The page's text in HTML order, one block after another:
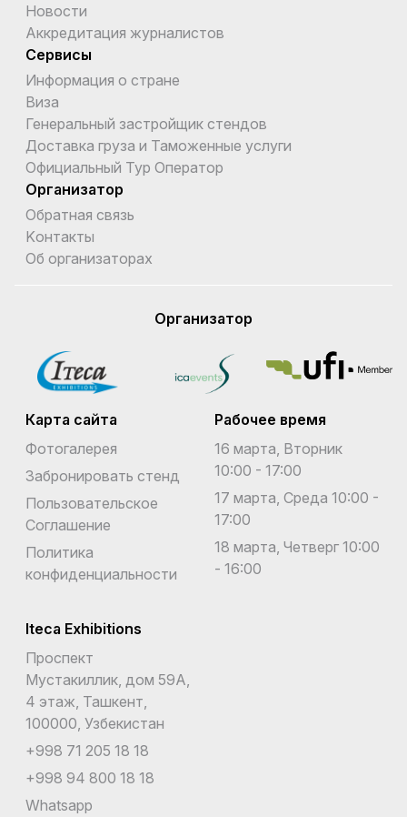
Новости
Аккредитация журналистов
Сервисы
Информация о стране
Виза
Генеральный застройщик стендов
Доставка груза и Таможенные услуги
Официальный Тур Оператор
Организатор
Обратная связь
Kонтакты
Об организаторах
Организатор
Карта сайта
Фотогалерея
Забронировать стенд
Пользовательское
Соглашение
Политика
конфиденциальности
Рабочее время
16 марта, Вторник
10:00 - 17:00
17 марта, Среда 10:00 -
17:00
18 марта, Четверг 10:00
- 16:00
Iteca Exhibitions
Проспект
Мустакиллик, дом 59А,
4 этаж, Ташкент,
100000, Узбекистан
+998 71 205 18 18
+998 94 800 18 18
Whatsapp